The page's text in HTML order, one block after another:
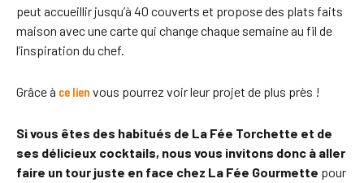
peut accueillir jusqu’à 40 couverts et propose des plats faits
maison avec une carte qui change chaque semaine au fil de
l’inspiration du chef.
Grâce à ce lien vous pourrez voir leur projet de plus près !
Si vous êtes des habitués de La Fée Torchette et de
ses délicieux cocktails, nous vous invitons donc à aller
faire un tour juste en face chez La Fée Gourmette pour